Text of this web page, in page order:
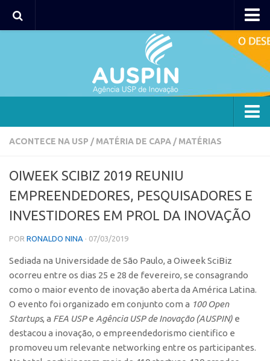
Agência
Coordenação
Polos
Polo Capital
Polo Lorena
Polo Ribeirão Preto
Polo São Carlos
Programas
Bolsa Empreendedorismo
Bolsa Startup USP
ACONTECE NA USP / MATÉRIA DE CAPA / MATÉRIAS
OIWEEK SCIBIZ 2019 REUNIU
EMPREENDEDORES, PESQUISADORES E
INVESTIDORES EM PROL DA INOVAÇÃO
POR RONALDO NINA · 07/03/2019
Sediada na Universidade de São Paulo, a Oiweek SciBiz
ocorreu entre os dias 25 e 28 de fevereiro, se consagrando
como o maior evento de inovação aberta da América Latina.
O evento foi organizado em conjunto com a 100 Open
Startups, a FEA USPe Agência USP de Inovação (AUSPIN) e
destacou a inovação, o empreendedorismo cientifico e
promoveu um relevante networking entre os participantes.